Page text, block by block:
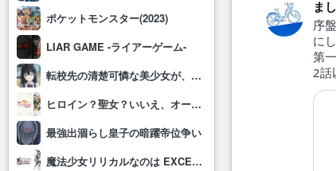
ポケットモンスター(2023)
LIAR GAME -ライアーゲーム-
転校先の清楚可憐な美少女が、昔男子と思って一緒に遊んだ幼馴染だった件
ヒロイン？聖女？いいえ、オールワークスメイドです(誇)！
最強出涸らし皇子の暗躍帝位争い
魔法少女リリカルなのは EXCEEDS Gun Blaze Vengeance
ま
序
に
第
2話